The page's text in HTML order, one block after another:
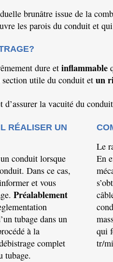
brunâtre issue de la
les parois du conduit et
dure et inflammable
utile du conduit et un
d’assurer la vacuité du
RÉALISER UN
conduit lorsque
Dans ce cas,
et vous
Préalablement
tubage dans un
à la
complet
tubage.
Le
En
qui
tr/